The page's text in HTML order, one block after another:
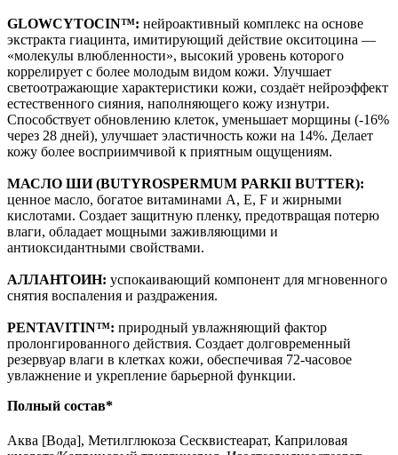
GLOWCYTOCIN™: нейроактивный комплекс на основе
экстракта гиацинта, имитирующий действие окситоцина —
«молекулы влюбленности», высокий уровень которого
коррелирует с более молодым видом кожи. Улучшает
светоотражающие характеристики кожи, создаёт нейроэффект
естественного сияния, наполняющего кожу изнутри.
Способствует обновлению клеток, уменьшает морщины (-16%
через 28 дней), улучшает эластичность кожи на 14%. Делает
кожу более восприимчивой к приятным ощущениям.
МАСЛО ШИ (BUTYROSPERMUM PARKII BUTTER):
ценное масло, богатое витаминами A, E, F и жирными
кислотами. Создает защитную пленку, предотвращая потерю
влаги, обладает мощными заживляющими и
антиоксидантными свойствами.
АЛЛАНТОИН: успокаивающий компонент для мгновенного
снятия воспаления и раздражения.
PENTAVITIN™: природный увлажняющий фактор
пролонгированного действия. Создает долговременный
резервуар влаги в клетках кожи, обеспечивая 72-часовое
увлажнение и укрепление барьерной функции.
Полный состав*
Аква [Вода], Метилглюкоза Сесквистеарат, Каприловая